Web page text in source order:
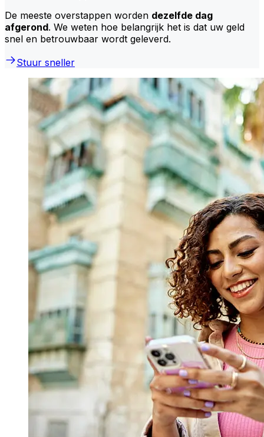
De meeste overstappen worden dezelfde dag
afgerond. We weten hoe belangrijk het is dat uw geld
snel en betrouwbaar wordt geleverd.
Stuur sneller